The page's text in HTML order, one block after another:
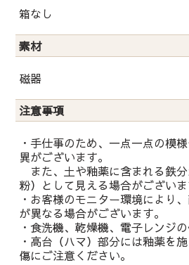
箱なし
素材
磁器
注意事項
・手仕事のため、一点一点の模
異がございます。
また、土や釉薬に含まれる鉄
粉）として見える場合がございま
・お客様のモニター環境により
が異なる場合がございます。
・食洗機、乾燥機、電子レンジ
・高台（ハマ）部分には釉薬を
傷にご注意ください。